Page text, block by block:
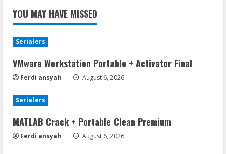
YOU MAY HAVE MISSED
Serialers
VMware Workstation Portable + Activator Final
Ferdi ansyah August 6, 2026
Serialers
MATLAB Crack + Portable Clean Premium
Ferdi ansyah August 6, 2026